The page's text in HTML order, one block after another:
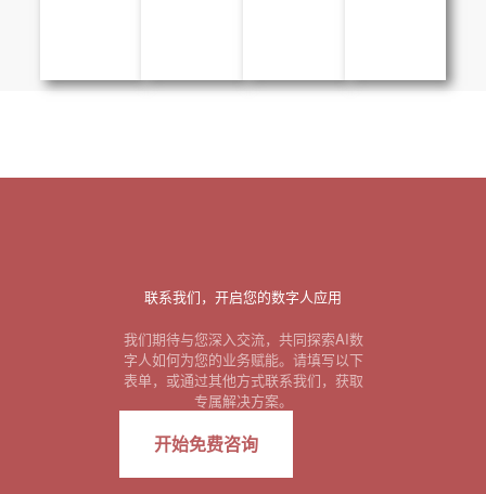
联系我们，开启您的数字人应用
我们期待与您深入交流，共同探索AI数
字人如何为您的业务赋能。请填写以下
表单，或通过其他方式联系我们，获取
专属解决方案。
开始免费咨询